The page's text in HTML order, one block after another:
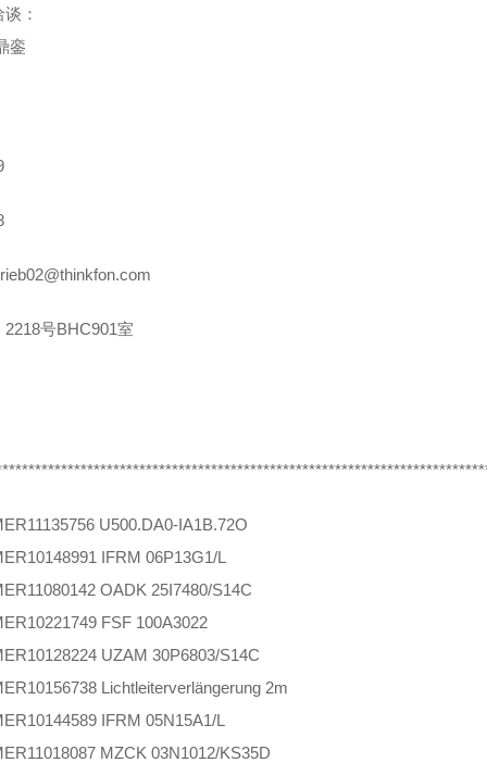
：
銮
2218号BHC901室
11135756 U500.DA0-IA1B.72O
10148991 IFRM 06P13G1/L
11080142 OADK 25I7480/S14C
10221749 FSF 100A3022
10128224 UZAM 30P6803/S14C
10156738 Lichtleiterverlängerung 2m
10144589 IFRM 05N15A1/L
11018087 MZCK 03N1012/KS35D